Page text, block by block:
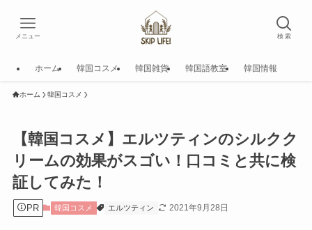
検 索
メニュー
ホーム 韓国コスメ 韓国雑貨 韓国語教室 韓国情報
ホーム 韓国コスメ
【韓国コスメ】エルツティンのシルクク
リームの効果がスゴい！口コミと共に検
証してみた！
PR 韓国コスメ エルツティン 2021年9月28日